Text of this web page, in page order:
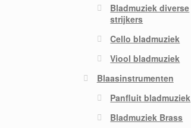
Bladmuziek diverse
strijkers
Cello bladmuziek
Viool bladmuziek
Blaasinstrumenten
Panfluit bladmuziek
Bladmuziek Brass